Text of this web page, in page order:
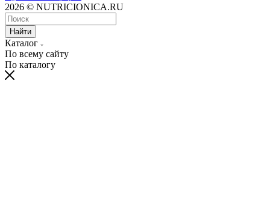
2026 © NUTRICIONICA.RU
Найти
Каталог
По всему сайту
По каталогу